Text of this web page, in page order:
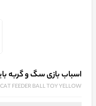
اسباب بازی سگ و گربه
FEEDER BALL TOY YELLOW